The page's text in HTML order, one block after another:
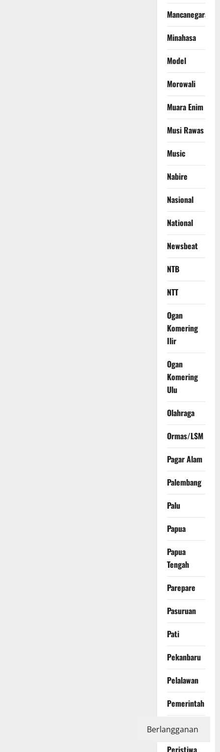
Mancanegara
Minahasa
Model
Morowali
Muara Enim
Musi Rawas
Music
Nabire
Nasional
National
Newsbeat
NTB
NTT
Ogan
Komering
Ilir
Ogan
Komering
Ulu
Olahraga
Ormas/LSM
Pagar Alam
Palembang
Palu
Papua
Papua
Tengah
Parepare
Pasuruan
Pati
Pekanbaru
Pelalawan
Pemerintah
Pendidikan
Berlangganan